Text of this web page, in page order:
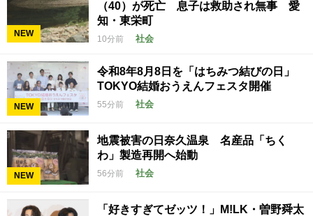
NEW
（40）が死亡 息子は救助され無事 愛
知・東栄町
10分前 社会
NEW
令和8年8月8日を「はちみつ結びの日」
TOKYO結婚おうえんフェスタ開催
55分前 社会
NEW
地震被害の日奈久温泉 名産品「ちく
わ」製造再開へ始動
56分前 社会
「好きすぎてゼッツ！」M!LK・曽野舜太